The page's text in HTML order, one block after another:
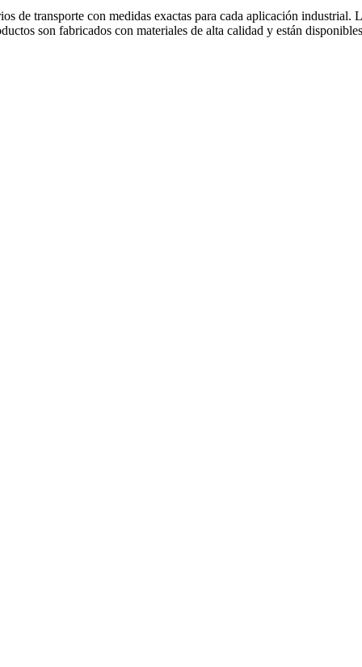
de transporte con medidas exactas para cada aplicación industrial.
son fabricados con materiales de alta calidad y están disponibles